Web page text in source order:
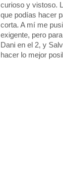
curioso y vistoso.
que podías hacer
corta. A mí me
exigente, pero
Dani en el 2, y
hacer lo mejor